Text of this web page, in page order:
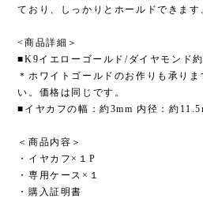
ており、しっかりとホールドできます
<商品詳細＞
■K9イエローゴールド/ダイヤモンド
＊ホワイトゴールドのお作りも承り
い。価格は同じです。
■イヤカフの幅：約3mm 内径：約
＜商品内容＞
・イヤカフ×１P
・専用ケース×１
・購入証明書